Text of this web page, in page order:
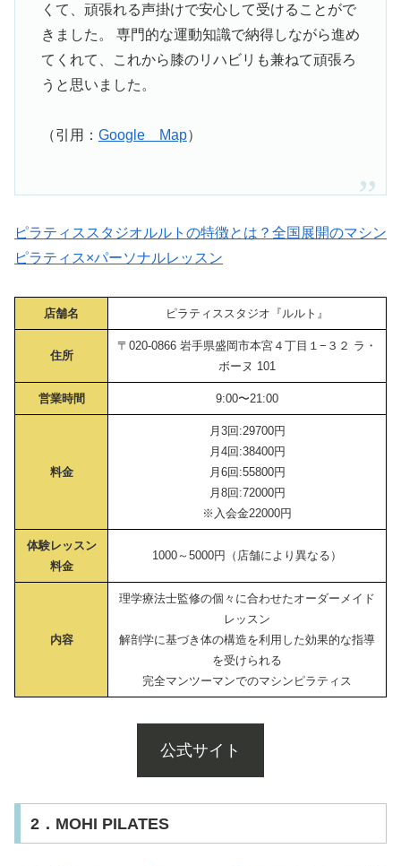
くて、頑張れる声掛けで安心して受けることがで
きました。 専門的な運動知識で納得しながら進め
てくれて、これから膝のリハビリも兼ねて頑張ろ
うと思いました。
（引用： Google Map）
ピラティススタジオルルトの特徴とは？全国展開のマシン
ピラティス×パーソナルレッスン
店舗名 ピラティススタジオ『ルルト』
住所
〒020-0866 岩手県盛岡市本宮４丁目１−３２ ラ・
ボーヌ 101
営業時間 9:00〜21:00
料金
月3回:29700円
月4回:38400円
月6回:55800円
月8回:72000円
※入会金22000円
体験レッスン
料金
1000～5000円（店舗により異なる）
内容
理学療法士監修の個々に合わせたオーダーメイド
レッスン
解剖学に基づき体の構造を利用した効果的な指導
を受けられる
完全マンツーマンでのマシンピラティス
公式サイト
2．MOHI PILATES